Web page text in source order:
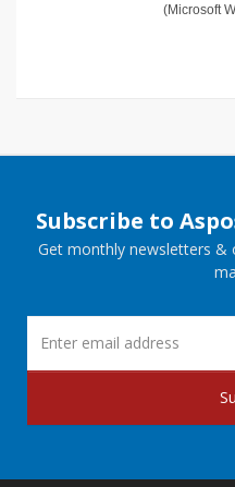
(Microsoft
Subscribe to
Get monthly newsletters &